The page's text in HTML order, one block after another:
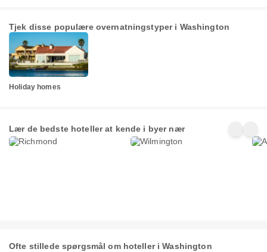
Tjek disse populære overnatningstyper i Washington
Holiday homes
Lær de bedste hoteller at kende i byer nær
108+
egenskaber
80+
egenskaber
Ofte stillede spørgsmål om hoteller i Washington